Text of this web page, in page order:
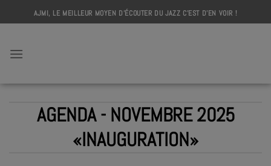
to
AJMI, LE MEILLEUR MOYEN D'ÉCOUTER DU JAZZ C'EST D'EN VOIR !
AGENDA - NOVEMBRE 2025
«INAUGURATION»